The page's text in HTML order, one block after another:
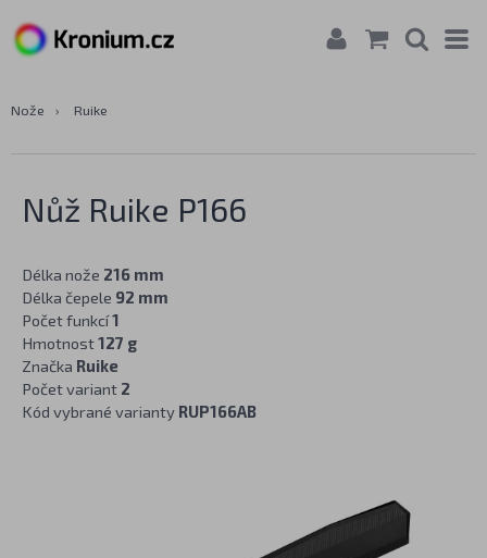
Nože › Ruike
Nůž Ruike P166
Délka nože 216 mm
Délka čepele 92 mm
Počet funkcí1
Hmotnost127 g
Značka Ruike
Počet variant 2
Kód vybrané varianty RUP166AB